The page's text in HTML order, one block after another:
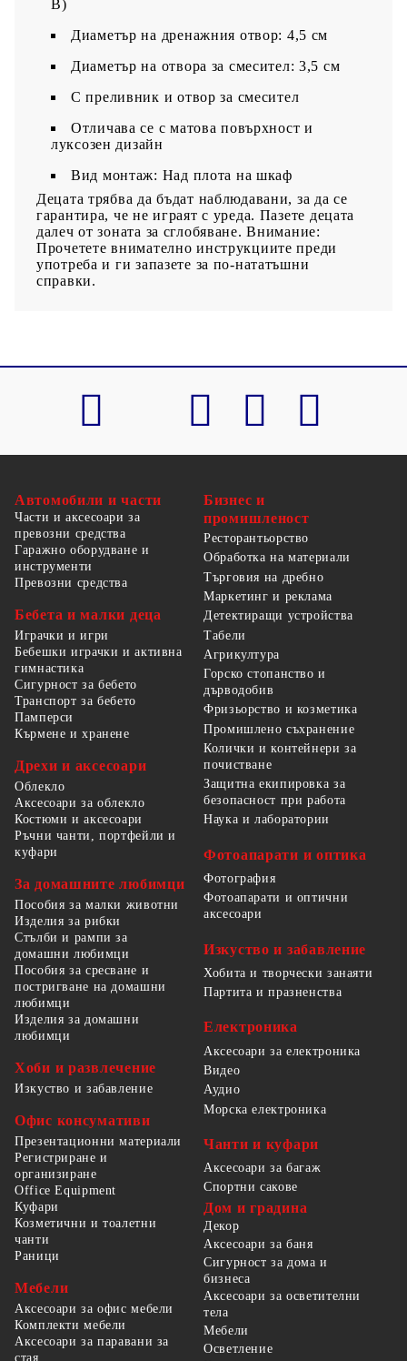
В)
Диаметър на дренажния отвор: 4,5 см
Диаметър на отвора за смесител: 3,5 см
С преливник и отвор за смесител
Отличава се с матова повърхност и
луксозен дизайн
Вид монтаж: Над плота на шкаф
Децата трябва да бъдат наблюдавани, за да се
гарантира, че не играят с уреда. Пазете децата
далеч от зоната за сглобяване. Внимание:
Прочетете внимателно инструкциите преди
употреба и ги запазете за по-нататъшни
справки.
Автомобили и части
Части и аксесоари за
превозни средства
Гаражно оборудване и
инструменти
Превозни средства
Бебета и малки деца
Играчки и игри
Бебешки играчки и активна
гимнастика
Сигурност за бебето
Транспорт за бебето
Памперси
Кърмене и хранене
Дрехи и аксесоари
Облекло
Аксесоари за облекло
Костюми и аксесоари
Ръчни чанти, портфейли и
куфари
За домашните любимци
Пособия за малки животни
Изделия за рибки
Стълби и рампи за
домашни любимци
Пособия за сресване и
постригване на домашни
любимци
Изделия за домашни
любимци
Хоби и развлечение
Изкуство и забавление
Офис консумативи
Презентационни материали
Регистриране и
организиране
Office Equipment
Бизнес и
промишленост
Ресторантьорство
Обработка на материали
Търговия на дребно
Маркетинг и реклама
Детектиращи устройства
Табели
Агрикултура
Горско стопанство и
дърводобив
Фризьорство и козметика
Промишлено съхранение
Колички и контейнери за
почистване
Защитна екипировка за
безопасност при работа
Наука и лаборатории
Фотоапарати и оптика
Фотография
Фотоапарати и оптични
аксесоари
Изкуство и забавление
Хобита и творчески занаяти
Партита и празненства
Електроника
Аксесоари за електроника
Видео
Аудио
Морска електроника
Чанти и куфари
Аксесоари за багаж
Спортни сакове
Куфари
Козметични и тоалетни
чанти
Раници
Мебели
Аксесоари за офис мебели
Комплекти мебели
Аксесоари за паравани за
стая
Дом и градина
Декор
Аксесоари за баня
Сигурност за дома и
бизнеса
Аксесоари за осветителни
тела
Мебели
Осветление